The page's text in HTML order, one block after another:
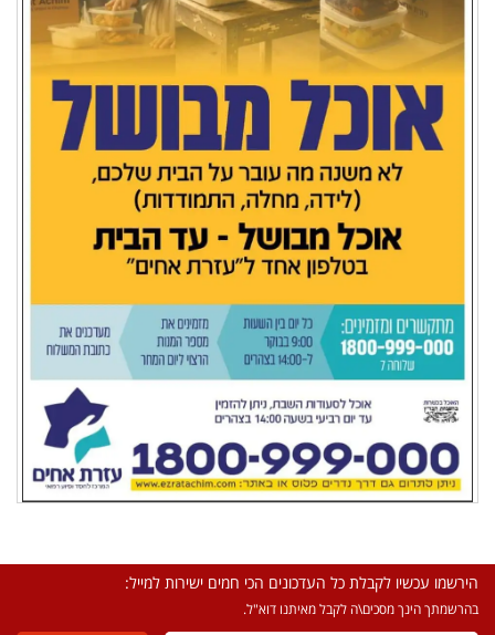
הירשמו עכשיו לקבלת כל העדכונים הכי חמים ישירות למייל:
בהרשמתך הינך מסכים\ה לקבל מאיתנו דוא"ל.